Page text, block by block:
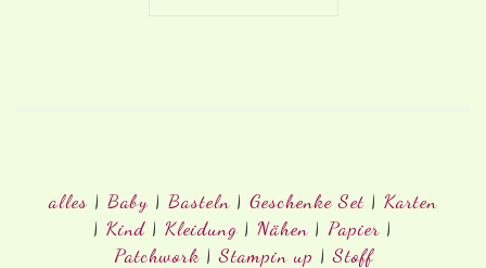
alles | Baby | Basteln | Geschenke Set | Karten
| Kind | Kleidung | Nähen | Papier |
Patchwork|Stampin up |Stoff